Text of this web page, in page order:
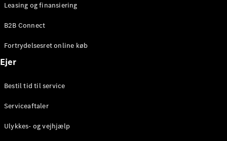
Leasing og finansiering
B2B Connect
Fortrydelsesret online køb
Ejer
Bestil tid til service
Serviceaftaler
Ulykkes- og vejhjælp